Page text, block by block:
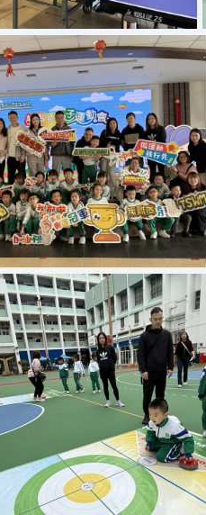
Copy of IMG 8629
Copy of IMG 1062